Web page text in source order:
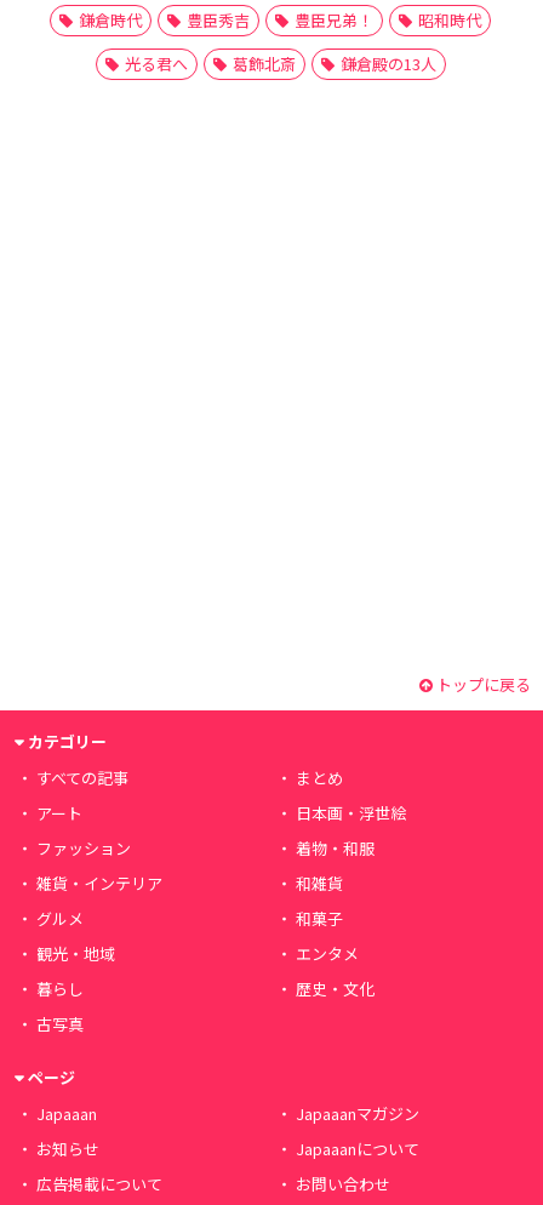
鎌倉時代
豊臣秀吉 豊臣兄弟！
昭和時代
光る君へ
葛飾北斎 鎌倉殿の13人
トップに戻る
カテゴリー
すべての記事
まとめ
アート
日本画・浮世絵
ファッション
着物・和服
雑貨・インテリア
和雑貨
グルメ
和菓子
観光・地域
エンタメ
暮らし
歴史・文化
古写真
ページ
Japaaan
Japaaanマガジン
お知らせ
Japaaanについて
広告掲載について
お問い合わせ